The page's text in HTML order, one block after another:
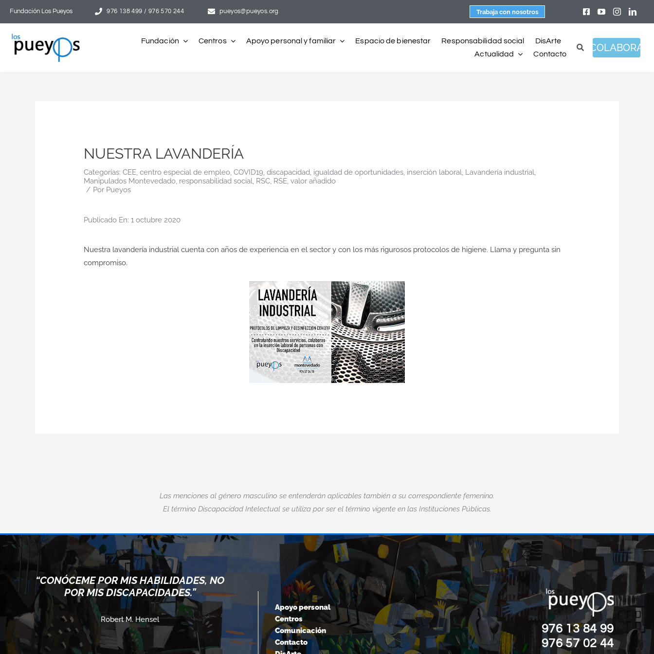
contenido
Fundación Los Pueyos 976 138 499 / 976 570 244 pueyos@pueyos.org Trabaja con nosotros
Fundación Centros Apoyo personal y familiar Espacio de bienestar Responsabilidad social
DisArte
Actualidad
Contacto
COLABORA
NUESTRA LAVANDERÍA
Categorías: CEE, centro especial de empleo, COVID19, discapacidad, igualdad de oportunidades, inserción laboral, Lavandería industrial,
Manipulados Montevedado, responsabilidad social, RSC, RSE, valor añadido
/ Por Pueyos
Publicado En: 1 octubre 2020
Nuestra lavandería industrial cuenta con años de experiencia en el sector y con los más rigurosos protocolos de higiene. Llama y pregunta sin
compromiso.
Las menciones al género masculino se entenderán aplicables también a su correspondiente femenino.
El término Discapacidad Intelectual se utiliza por ser el término vigente en las Instituciones Públicas.
“CONÓCEME POR MIS HABILIDADES, NO
POR MIS DISCAPACIDADES.”
Robert M. Hensel
“CUANDO ACEPTAMOS NUESTROS
LÍMITES, VAMOS MÁS ALLÁ DE ELLOS.”
Albert Einstein
“EL MIEDO ES LA MAYOR
DE TODAS.“
Nick Vujicic
Apoyo personal
Centros
Comunicación
Contacto
976 13 84 99
976 57 02 44